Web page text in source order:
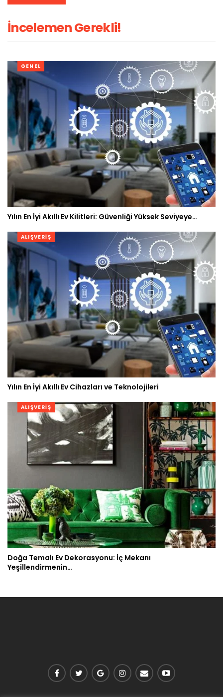
İncelemen Gerekli!
GENEL
Yılın En İyi Akıllı Ev Kilitleri: Güvenliği Yüksek Seviyeye…
ALIŞVERIŞ
Yılın En İyi Akıllı Ev Cihazları ve Teknolojileri
ALIŞVERIŞ
Doğa Temalı Ev Dekorasyonu: İç Mekanı
Yeşillendirmenin…